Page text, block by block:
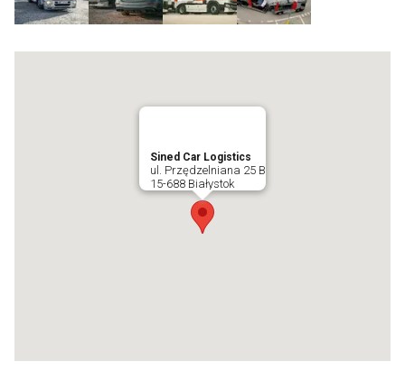
Sined Car Logistics
ul. Przędzelniana 25 B
15-688 Białystok